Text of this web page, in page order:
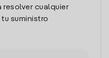
cualquier
suministro